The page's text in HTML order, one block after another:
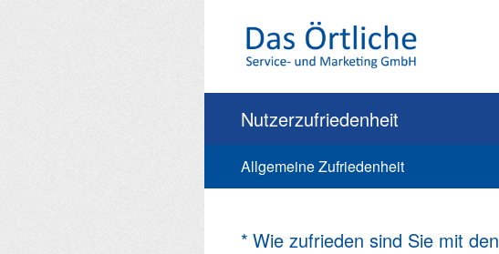
Nutzerzufriedenheit
Allgemeine Zufriedenheit
* Wie zufrieden sind Sie mit
(Erforderlich.)